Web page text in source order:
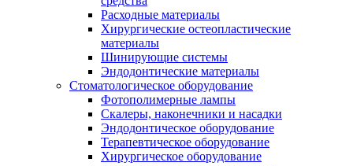
Расходные материалы
Хирургические остеопластические
материалы
Шинирующие системы
Эндодонтические материалы
Стоматологическое оборудование
Фотополимерные лампы
Скалеры, наконечники и насадки
Эндодонтическое оборудование
Терапевтическое оборудование
Хирургическое оборудование